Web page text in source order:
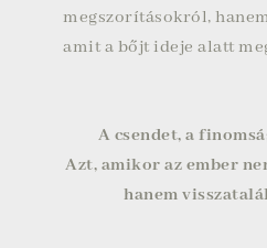
megszorításokról,
amit a bőjt ideje alatt
A csendet, a
Azt, amikor az ember
hanem